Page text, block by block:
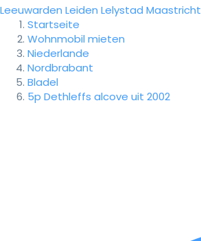
Leeuwarden Leiden Lelystad Maastricht
Startseite
Wohnmobil mieten
Niederlande
Nordbrabant
Bladel
5p Dethleffs alcove uit 2002